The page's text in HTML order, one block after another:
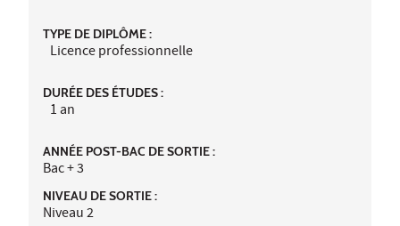
TYPE DE DIPLÔME :
Licence professionnelle
DURÉE DES ÉTUDES :
1 an
ANNÉE POST-BAC DE SORTIE :
Bac + 3
NIVEAU DE SORTIE :
Niveau 2